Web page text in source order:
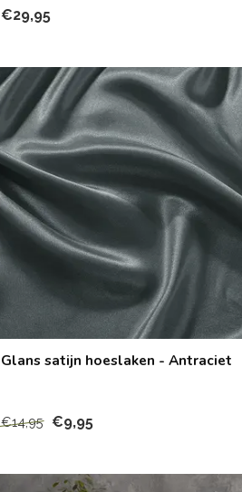
€29,95
Glans satijn hoeslaken - Antraciet
€14,95 €9,95